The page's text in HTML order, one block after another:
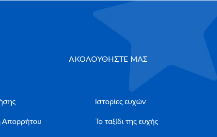
ΑΚΟΛΟΥΘΗΣΤΕ ΜΑΣ
Απορρήτου
Ιστορίες ευχών
Το ταξίδι της ευχής